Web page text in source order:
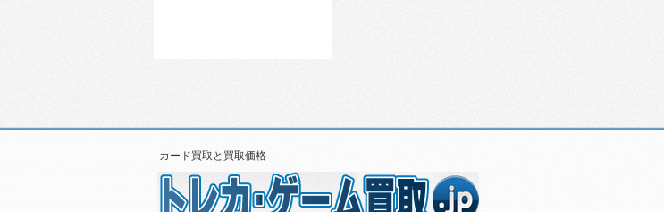
カード買取と買取価格